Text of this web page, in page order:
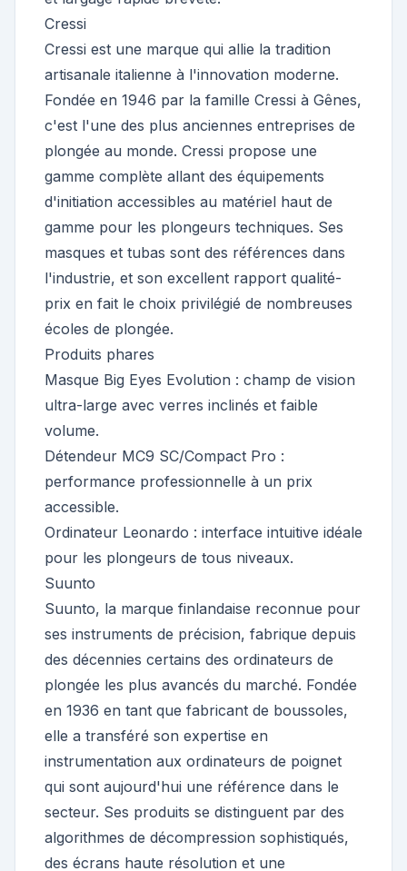
Cressi
Cressi est une marque qui allie la tradition
artisanale italienne à l'innovation moderne.
Fondée en 1946 par la famille Cressi à Gênes,
c'est l'une des plus anciennes entreprises de
plongée au monde. Cressi propose une
gamme complète allant des équipements
d'initiation accessibles au matériel haut de
gamme pour les plongeurs techniques. Ses
masques et tubas sont des références dans
l'industrie, et son excellent rapport qualité-
prix en fait le choix privilégié de nombreuses
écoles de plongée.
Produits phares
Masque Big Eyes Evolution : champ de vision
ultra-large avec verres inclinés et faible
volume.
Détendeur MC9 SC/Compact Pro :
performance professionnelle à un prix
accessible.
Ordinateur Leonardo : interface intuitive idéale
pour les plongeurs de tous niveaux.
Suunto
Suunto, la marque finlandaise reconnue pour
ses instruments de précision, fabrique depuis
des décennies certains des ordinateurs de
plongée les plus avancés du marché. Fondée
en 1936 en tant que fabricant de boussoles,
elle a transféré son expertise en
instrumentation aux ordinateurs de poignet
qui sont aujourd'hui une référence dans le
secteur. Ses produits se distinguent par des
algorithmes de décompression sophistiqués,
des écrans haute résolution et une